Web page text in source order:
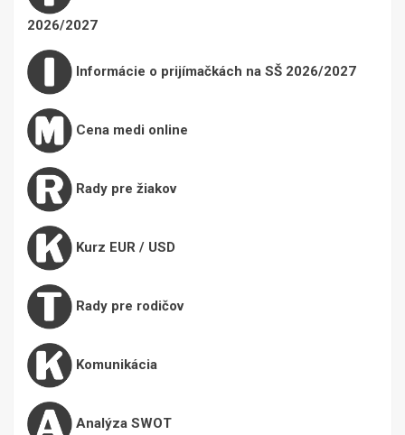
2026/2027
Informácie o prijímačkách na SŠ 2026/2027
Cena medi online
Rady pre žiakov
Kurz EUR / USD
Rady pre rodičov
Komunikácia
Analýza SWOT